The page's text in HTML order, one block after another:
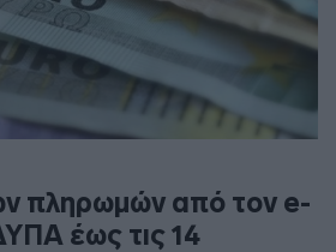
πληρωμών από τον e-
έως τις 14